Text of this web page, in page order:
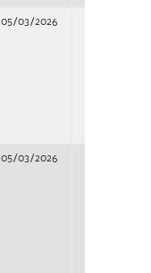
05/03/2026
05/03/2026